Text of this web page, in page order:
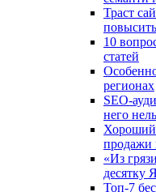
Траст
10
статей
регионах
SEO-
него
Хороший
продажи
«Из
десятку
Топ-7